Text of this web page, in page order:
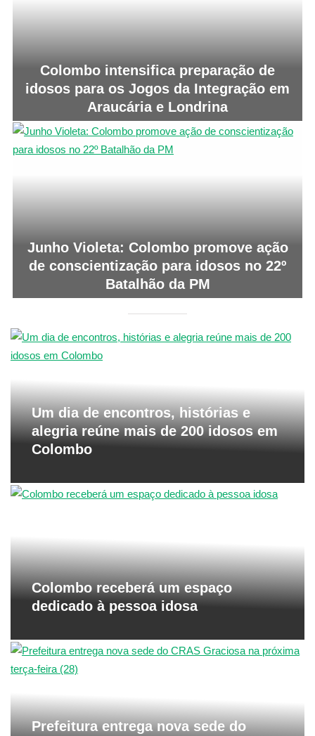
Colombo intensifica preparação de
idosos para os Jogos da Integração em
Araucária e Londrina
Junho Violeta: Colombo promove ação
de conscientização para idosos no 22º
Batalhão da PM
Um dia de encontros, histórias e
alegria reúne mais de 200 idosos em
Colombo
Colombo receberá um espaço
dedicado à pessoa idosa
Prefeitura entrega nova sede do